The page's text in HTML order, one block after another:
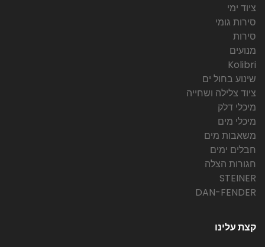
ציוד ימי
סירות גומי
סירות
מנועים
Kolibri
שינוע בחול ים
ציוד צלילה ושחייה
מיכלי דלק
מיכלי מים
משאבות מים
חבלים ימים
חגורות הצלה
STEINER
DAN-FENDER
קצת עלינו